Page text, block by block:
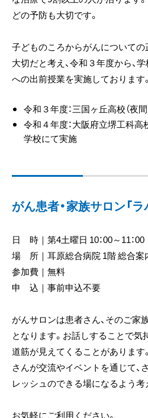
どの予防も大切です。
子どものころからがんについて
大切だと考え、令和３年度から、
への出前授業を実施しております。
令和３年度：三国ヶ丘高校（夜
令和４年度：大阪府立堺工科高
学校にて実施
がん患者・家族サロン「ラ
日 時｜第4土曜日 10：00～11：00
場 所｜耳原総合病院 1階 総合案
参加費｜無料
申 込｜事前申込不要
がんサロンは患者さん、そのご家
となります。お話しすることで
道筋が見えてくることがありま
さんが交流やイベントを通じて、
レッシュのできる場になるよう考
お気軽にご利用ください。